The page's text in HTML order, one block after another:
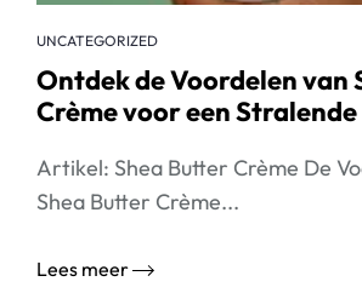
UNCATEGORIZED
Ontdek de Voordelen van
Crème voor een Stralende
Artikel: Shea Butter Crème De
Shea Butter Crème...
Lees meer